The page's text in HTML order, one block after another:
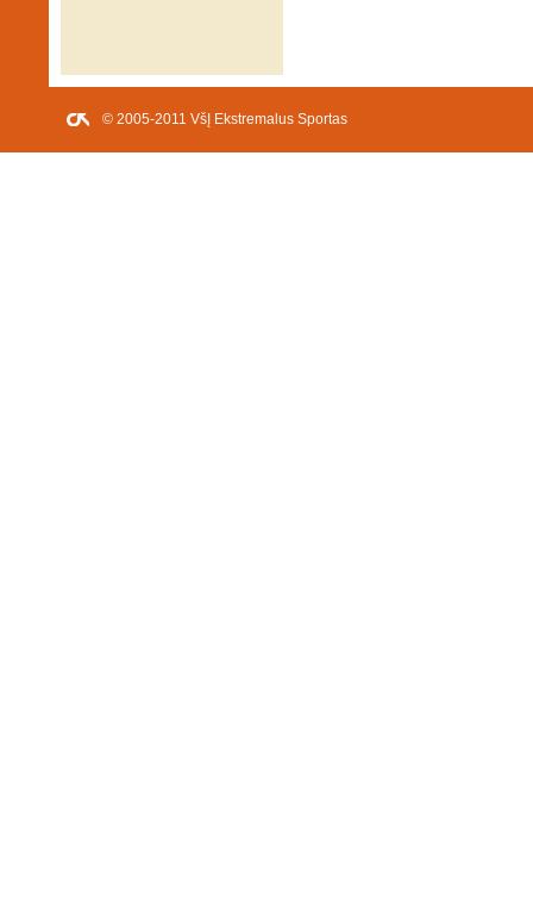
© 2005-2011 VšĮ Ekstremalus Sportas